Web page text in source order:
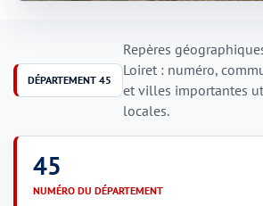
DÉPARTEMENT 45
Repères
Loiret : numéro,
et villes importantes
locales.
45
NUMÉRO DU DÉPARTEMENT